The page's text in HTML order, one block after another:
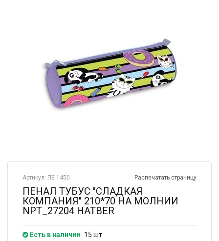
Распечатать страницу
Артикул: ПЕ 1450
ПЕНАЛ ТУБУС "СЛАДКАЯ
КОМПАНИЯ" 210*70 НА МОЛНИИ
NPT_27204 HATBER
Есть в наличии
15 шт